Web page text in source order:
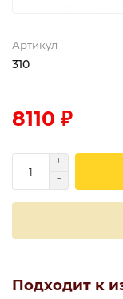
Артикул
310
8110 ₽
Подходит к